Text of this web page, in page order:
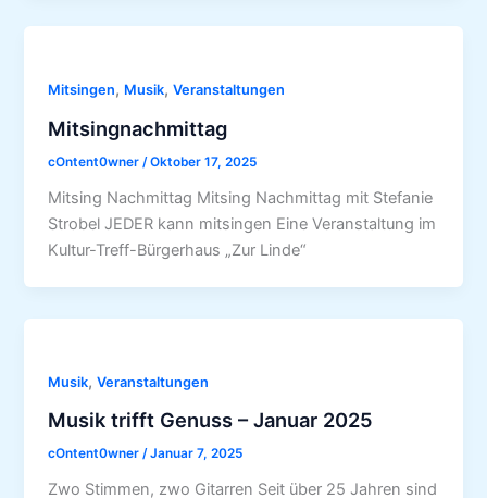
Mitsingen, Musik,Veranstaltungen
Mitsingnachmittag
cOntent0wner/Oktober 17, 2025
Mitsing Nachmittag Mitsing Nachmittag mit Stefanie
Strobel JEDER kann mitsingen Eine Veranstaltung im
Kultur-Treff-Bürgerhaus „Zur Linde“
Musik,Veranstaltungen
Musik trifft Genuss – Januar 2025
cOntent0wner/Januar 7, 2025
Zwo Stimmen, zwo Gitarren Seit über 25 Jahren sind